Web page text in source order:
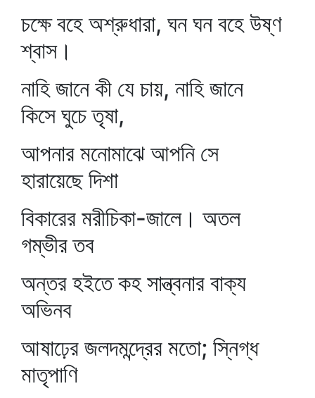
চক্ষে বহে অশ্রুধারা, ঘন ঘন বহে উষ্ণ
শ্বাস।
নাহি জানে কী যে চায়, নাহি জানে
কিসে ঘুচে তৃষা,
আপনার মনোমাঝে আপনি সে
হারায়েছে দিশা
বিকারের মরীচিকা-জালে। অতল
গম্ভীর তব
অন্তর হইতে কহ সান্ত্বনার বাক্য
অভিনব
আষাঢ়ের জলদমন্দ্রের মতো; স্নিগ্ধ
মাতৃপাণি